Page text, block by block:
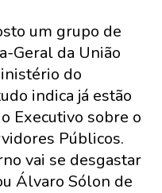
um grupo de
Geral da União
do
indica já estão
Executivo sobre o
Públicos.
vai se desgastar
Álvaro Sólon de